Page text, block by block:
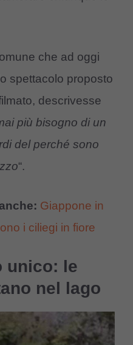
che ad oggi
spettacolo proposto
descrivesse
più bisogno di un
del perché sono
“.
Giappone in
i ciliegi in fiore
unico: le
nel lago